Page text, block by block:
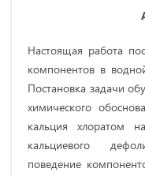
Настоящая работа
компонентов в
Постановка задачи
химического
кальция хлоратом
кальциевого
поведение